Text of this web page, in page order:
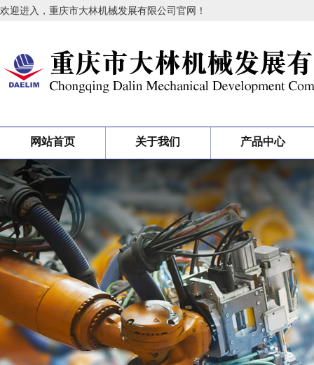
欢迎进入，重庆市大林机械发展有限公司官网！
网站首页 关于我们 产品中心